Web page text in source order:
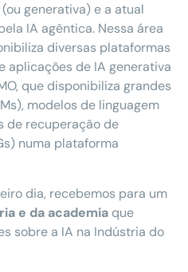
generativa) e a atual
IA agêntica. Nessa área
diversas plataformas
aplicações de IA generativa
que disponibiliza grandes
modelos de linguagem
de recuperação de
numa plataforma
dia, recebemos para um
e da academia que
sobre a IA na Indústria do